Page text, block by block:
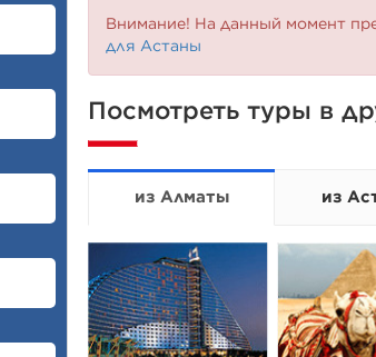
Внимание! На данный момент
для Астаны
Посмотреть туры в
из Алматы из